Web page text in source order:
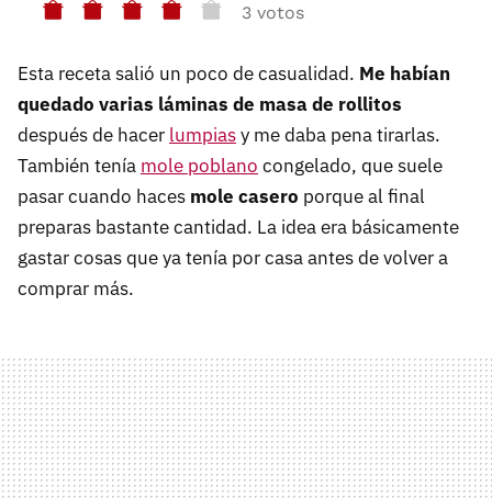
3 votos
Esta receta salió un poco de casualidad. Me habían
quedado varias láminas de masa de rollitos
después de hacer lumpiasy me daba pena tirarlas.
También tenía mole poblano congelado, que suele
pasar cuando haces mole casero porque al final
preparas bastante cantidad. La idea era básicamente
gastar cosas que ya tenía por casa antes de volver a
comprar más.